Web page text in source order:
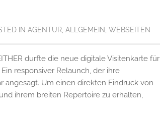
IN AGENTUR, ALLGEMEIN, WEBSEITEN
durfte die neue digitale Visitenkarte für
responsiver Relaunch, der ihre
angesagt. Um einen direkten Eindruck von
ihrem breiten Repertoire zu erhalten,